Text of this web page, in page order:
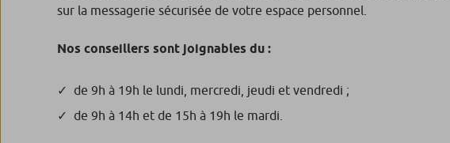
sur la messagerie sécurisée de votre espace personnel.
Nos conseillers sont joignables du :
de 9h à 19h le lundi, mercredi, jeudi et vendredi ;
de 9h à 14h et de 15h à 19h le mardi.